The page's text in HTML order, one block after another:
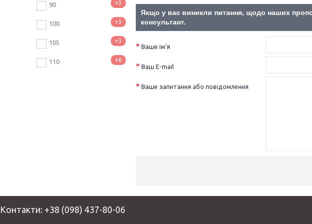
90 +3
100 +3
105 +3
110 +6
Якщо у вас виникли питання, щодо наших
консультант.
Ваше ім'я
Ваш E-mail
Ваше запитання або повідомлення
Контакти: +38 (098) 437-80-06